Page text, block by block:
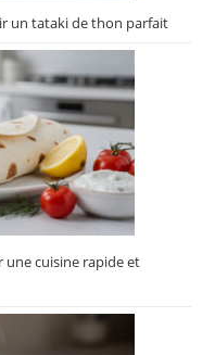
un tataki de thon parfait
une cuisine rapide et